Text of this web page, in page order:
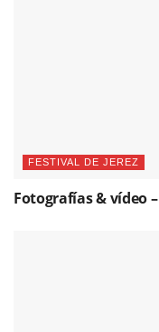
FESTIVAL DE JEREZ
Fotografías & vídeo